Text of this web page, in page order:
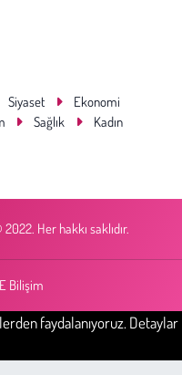
Siyaset
Ekonomi
Sağlık
Kadın
Her hakkı saklıdır.
Bilişim
faydalanıyoruz. Detaylar